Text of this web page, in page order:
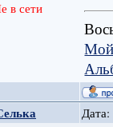
в сети
Дата: